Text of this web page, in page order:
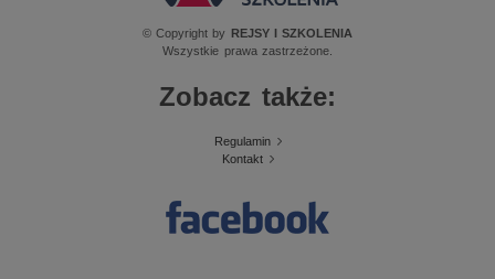
© Copyright by REJSY I SZKOLENIA
Wszystkie prawa zastrzeżone.
Zobacz także:
Regulamin
Kontakt